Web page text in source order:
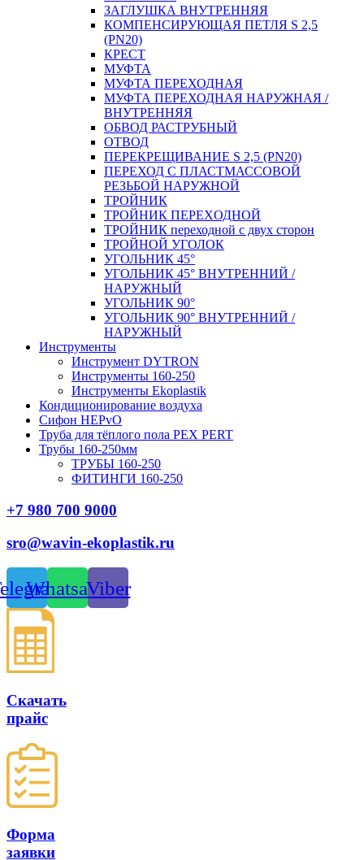
ЗАГЛУШКА ВНУТРЕННЯЯ
КОМПЕНСИРУЮЩАЯ ПЕТЛЯ S 2,5
(PN20)
КРЕСТ
МУФТА
МУФТА ПЕРЕХОДНАЯ
МУФТА ПЕРЕХОДНАЯ НАРУЖНАЯ /
ВНУТРЕННЯЯ
ОБВОД РАСТРУБНЫЙ
ОТВОД
ПЕРЕКРЕЩИВАНИЕ S 2,5 (PN20)
ПЕРЕХОД С ПЛАСТМАССОВОЙ
РЕЗЬБОЙ НАРУЖНОЙ
ТРОЙНИК
ТРОЙНИК ПЕРЕXОДНОЙ
ТРОЙНИК переходной с двух сторон
ТРОЙНОЙ УГОЛОК
УГОЛЬНИК 45°
УГОЛЬНИК 45° ВНУТРЕННИЙ /
НАРУЖНЫЙ
УГОЛЬНИК 90°
УГОЛЬНИК 90° ВНУТРЕННИЙ /
НАРУЖНЫЙ
Инструменты
Инструмент DYTRON
Инструменты 160-250
Инструменты Ekoplastik
Кондиционирование воздуха
Сифон HEPvO
Труба для тёплого пола PEX PERT
Трубы 160-250мм
ТРУБЫ 160-250
ФИТИНГИ 160-250
+7 980 700 9000
sro@wavin-ekoplastik.ru
WhatsappViber
Скачать
прайс
Форма
заявки